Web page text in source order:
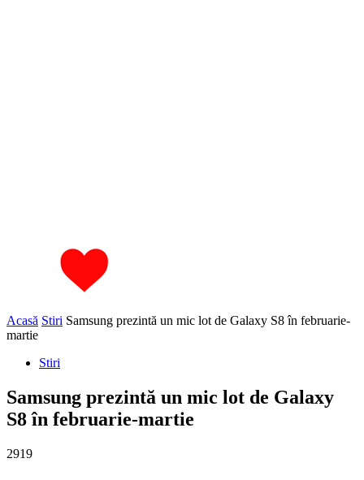
Acasă Stiri Samsung prezintă un mic lot de Galaxy S8 în februarie-
martie
Stiri
Samsung prezintă un mic lot de Galaxy
S8 în februarie-martie
2919